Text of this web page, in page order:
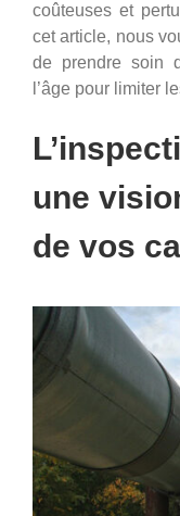
coûteuses et
cet article, nous
de prendre soin
l’âge pour limiter
une
de vos